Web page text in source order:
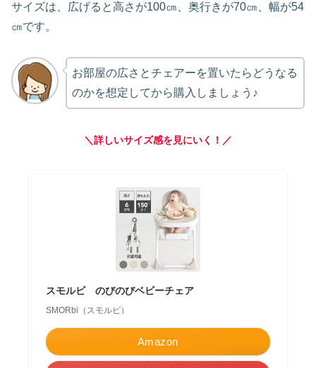
サイズは、広げると高さが100㎝、奥行きが70㎝、幅が54
㎝です。
お部屋の広さとチェアーを置いたらどうなる
のかを想定してから購入しましょう♪
＼詳しいサイズ感を見にいく！／
スモルビ のびのびベビーチェア
SMORbi（スモルビ）
Amazon